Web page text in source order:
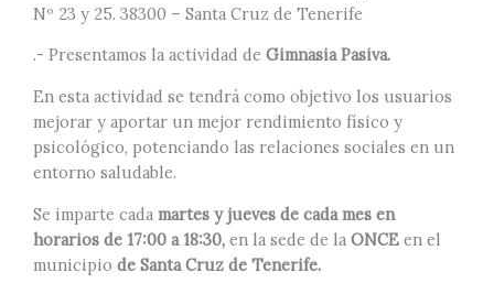
Nº 23 y 25. 38300 – Santa Cruz de Tenerife
.- Presentamos la actividad de Gimnasia Pasiva.
En esta actividad se tendrá como objetivo los usuarios
mejorar y aportar un mejor rendimiento físico y
psicológico, potenciando las relaciones sociales en un
entorno saludable.
Se imparte cada martes y jueves de cada mes en
horarios de 17:00 a 18:30, en la sede de la ONCE en el
municipio de Santa Cruz de Tenerife.